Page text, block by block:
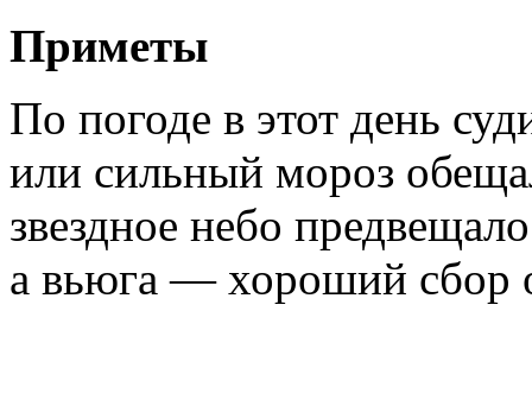
Приметы
По погоде в этот день
или сильный мороз
звездное небо
а вьюга — хороший сбор